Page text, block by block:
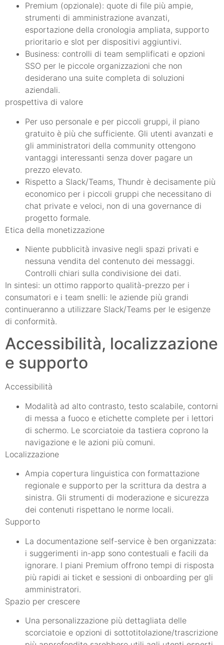
Premium (opzionale): quote di file più ampie,
strumenti di amministrazione avanzati,
esportazione della cronologia ampliata, supporto
prioritario e slot per dispositivi aggiuntivi.
Business: controlli di team semplificati e opzioni
SSO per le piccole organizzazioni che non
desiderano una suite completa di soluzioni
aziendali.
prospettiva di valore
Per uso personale e per piccoli gruppi, il piano
gratuito è più che sufficiente. Gli utenti avanzati e
gli amministratori della community ottengono
vantaggi interessanti senza dover pagare un
prezzo elevato.
Rispetto a Slack/Teams, Thundr è decisamente più
economico per i piccoli gruppi che necessitano di
chat private e veloci, non di una governance di
progetto formale.
Etica della monetizzazione
Niente pubblicità invasive negli spazi privati e
nessuna vendita del contenuto dei messaggi.
Controlli chiari sulla condivisione dei dati.
In sintesi: un ottimo rapporto qualità-prezzo per i
consumatori e i team snelli: le aziende più grandi
continueranno a utilizzare Slack/Teams per le esigenze
di conformità.
Accessibilità, localizzazione
e supporto
Accessibilità
Modalità ad alto contrasto, testo scalabile, contorni
di messa a fuoco e etichette complete per i lettori
di schermo. Le scorciatoie da tastiera coprono la
navigazione e le azioni più comuni.
Localizzazione
Ampia copertura linguistica con formattazione
regionale e supporto per la scrittura da destra a
sinistra. Gli strumenti di moderazione e sicurezza
dei contenuti rispettano le norme locali.
Supporto
La documentazione self-service è ben organizzata:
i suggerimenti in-app sono contestuali e facili da
ignorare. I piani Premium offrono tempi di risposta
più rapidi ai ticket e sessioni di onboarding per gli
amministratori.
Spazio per crescere
Una personalizzazione più dettagliata delle
scorciatoie e opzioni di sottotitolazione/trascrizione